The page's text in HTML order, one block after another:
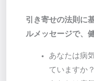
引き寄せの法則に
ルメッセージで、
あなたは病
ていますか？